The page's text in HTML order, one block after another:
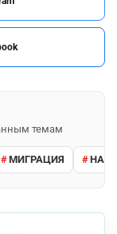
темам
МИГРАЦИЯ